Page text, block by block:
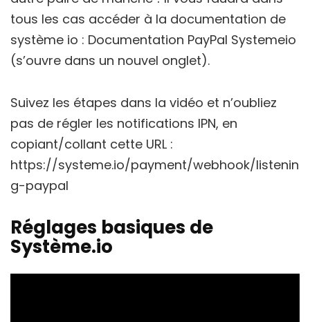
tous les cas accéder à la documentation de
système io : Documentation PayPal Systemeio
(s’ouvre dans un nouvel onglet).
Suivez les étapes dans la vidéo et n’oubliez
pas de régler les notifications IPN, en
copiant/collant cette URL :
https://systeme.io/payment/webhook/listenin
g-paypal
Réglages basiques de
Système.io